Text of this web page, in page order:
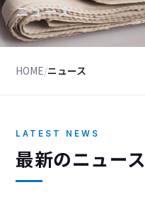
ニュース
HOME/ニュース
LATEST NEWS
最新のニュース